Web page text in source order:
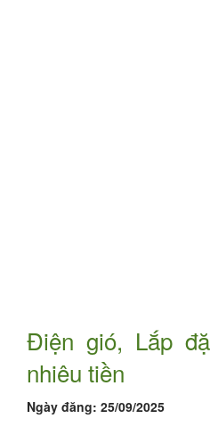
Điện gió, Lắp
nhiêu tiền
Ngày đăng: 25/09/2025